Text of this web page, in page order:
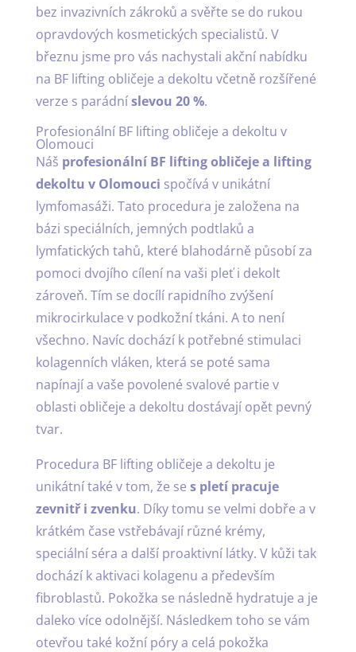
bez invazivních zákroků a svěřte se do rukou
opravdových kosmetických specialistů. V
březnu jsme pro vás nachystali akční nabídku
na BF lifting obličeje a dekoltu včetně rozšířené
verze s parádníslevou 20 %.
Profesionální BF lifting obličeje a dekoltu v
Olomouci
Náš profesionální BF lifting obličeje a lifting
dekoltu v Olomouci spočívá v unikátní
lymfomasáži. Tato procedura je založena na
bázi speciálních, jemných podtlaků a
lymfatických tahů, které blahodárně působí za
pomoci dvojího cílení na vaši pleť i dekolt
zároveň. Tím se docílí rapidního zvýšení
mikrocirkulace v podkožní tkáni. A to není
všechno. Navíc dochází k potřebné stimulaci
kolagenních vláken, která se poté sama
napínají a vaše povolené svalové partie v
oblasti obličeje a dekoltu dostávají opět pevný
tvar.
Procedura BF lifting obličeje a dekoltu je
unikátní také v tom, že se s pletí pracuje
zevnitř i zvenku. Díky tomu se velmi dobře a v
krátkém čase vstřebávají různé krémy,
speciální séra a další proaktivní látky. V kůži tak
dochází k aktivaci kolagenu a především
fibroblastů. Pokožka se následně hydratuje a je
daleko více odolnější. Následkem toho se vám
otevřou také kožní póry a celá pokožka